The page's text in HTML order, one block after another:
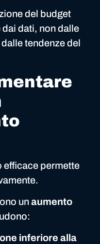
del budget
dati, non dalle
tendenze del
efficace permette
unaumento
inferiore alla